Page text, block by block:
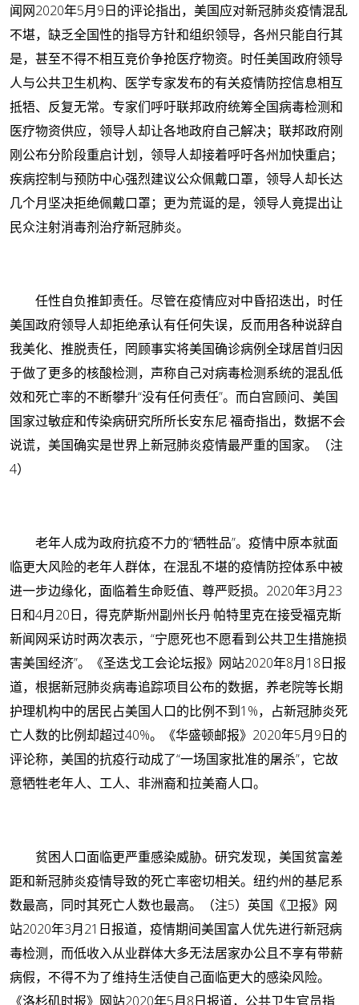
闻网2020年5月9日的评论指出，美国应对新冠肺炎疫情混乱
不堪，缺乏全国性的指导方针和组织领导，各州只能自行其
是，甚至不得不相互竞价争抢医疗物资。时任美国政府领导
人与公共卫生机构、医学专家发布的有关疫情防控信息相互
抵牾、反复无常。专家们呼吁联邦政府统筹全国病毒检测和
医疗物资供应，领导人却让各地政府自己解决；联邦政府刚
刚公布分阶段重启计划，领导人却接着呼吁各州加快重启；
疾病控制与预防中心强烈建议公众佩戴口罩，领导人却长达
几个月坚决拒绝佩戴口罩；更为荒诞的是，领导人竟提出让
民众注射消毒剂治疗新冠肺炎。
任性自负推卸责任。尽管在疫情应对中昏招迭出，时任
美国政府领导人却拒绝承认有任何失误，反而用各种说辞自
我美化、推脱责任，罔顾事实将美国确诊病例全球居首归因
于做了更多的核酸检测，声称自己对病毒检测系统的混乱低
效和死亡率的不断攀升“没有任何责任”。而白宫顾问、美国
国家过敏症和传染病研究所所长安东尼·福奇指出，数据不会
说谎，美国确实是世界上新冠肺炎疫情最严重的国家。（注
4）
老年人成为政府抗疫不力的“牺牲品”。疫情中原本就面
临更大风险的老年人群体，在混乱不堪的疫情防控体系中被
进一步边缘化，面临着生命贬值、尊严贬损。2020年3月23
日和4月20日，得克萨斯州副州长丹·帕特里克在接受福克斯
新闻网采访时两次表示，“宁愿死也不愿看到公共卫生措施损
害美国经济”。《圣迭戈工会论坛报》网站2020年8月18日报
道，根据新冠肺炎病毒追踪项目公布的数据，养老院等长期
护理机构中的居民占美国人口的比例不到1%，占新冠肺炎死
亡人数的比例却超过40%。《华盛顿邮报》2020年5月9日的
评论称，美国的抗疫行动成了“一场国家批准的屠杀”，它故
意牺牲老年人、工人、非洲裔和拉美裔人口。
贫困人口面临更严重感染威胁。研究发现，美国贫富差
距和新冠肺炎疫情导致的死亡率密切相关。纽约州的基尼系
数最高，同时其死亡人数也最高。（注5）英国《卫报》网
站2020年3月21日报道，疫情期间美国富人优先进行新冠病
毒检测，而低收入从业群体大多无法居家办公且不享有带薪
病假，不得不为了维持生活使自己面临更大的感染风险。
《洛杉矶时报》网站2020年5月8日报道，公共卫生官员指